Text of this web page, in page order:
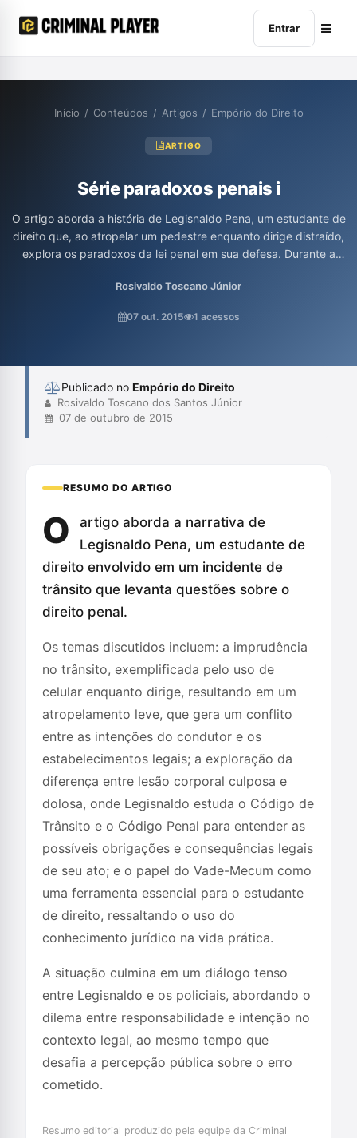
Entrar
Início / Conteúdos / Artigos / Empório do Direito
ARTIGO
Série paradoxos penais i
O artigo aborda a história de Legisnaldo Pena, um estudante de
direito que, ao atropelar um pedestre enquanto dirige distraído,
explora os paradoxos da lei penal em sua defesa. Durante a
normas aplicáveis, questionando a tipificação de sua ação, entre
sobre a aplicação do direito e os dilemas morais enfrentados no
Rosivaldo Toscano Júnior
07 out. 2015 1 acessos
Publicado no Empório do Direito
Rosivaldo Toscano dos Santos Júnior
07 de outubro de 2015
RESUMO DO ARTIGO
O
artigo aborda a narrativa de
Legisnaldo Pena, um estudante de
direito envolvido em um incidente de
trânsito que levanta questões sobre o
direito penal.
Os temas discutidos incluem: a imprudência
no trânsito, exemplificada pelo uso de
celular enquanto dirige, resultando em um
atropelamento leve, que gera um conflito
entre as intenções do condutor e os
estabelecimentos legais; a exploração da
diferença entre lesão corporal culposa e
dolosa, onde Legisnaldo estuda o Código de
Trânsito e o Código Penal para entender as
possíveis obrigações e consequências legais
de seu ato; e o papel do Vade-Mecum como
uma ferramenta essencial para o estudante
de direito, ressaltando o uso do
conhecimento jurídico na vida prática.
A situação culmina em um diálogo tenso
entre Legisnaldo e os policiais, abordando o
dilema entre responsabilidade e intenção no
contexto legal, ao mesmo tempo que
desafia a percepção pública sobre o erro
cometido.
Resumo editorial produzido pela equipe da Criminal